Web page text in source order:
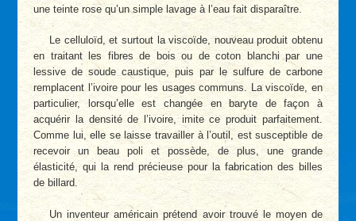
une teinte rose qu’un simple lavage à l’eau fait disparaître.
Le celluloïd, et surtout la viscoïde, nouveau produit obtenu
en traitant les fibres de bois ou de coton blanchi par une
lessive de soude caustique, puis par le sulfure de carbone
remplacent l’ivoire pour les usages communs. La viscoïde, en
particulier, lorsqu’elle est changée en baryte de façon à
acquérir la densité de l’ivoire, imite ce produit parfaitement.
Comme lui, elle se laisse travailler à l’outil, est susceptible de
recevoir un beau poli et possède, de plus, une grande
élasticité, qui la rend précieuse pour la fabrication des billes
de billard.
Un inventeur américain prétend avoir trouvé le moyen de